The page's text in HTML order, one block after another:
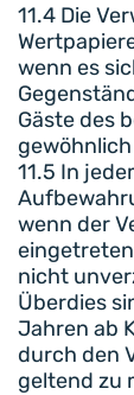
11.4 Die
wenn es
Gäste des
11.5 In
wenn der
nicht
Überdies
Jahren ab
durch den
geltend zu